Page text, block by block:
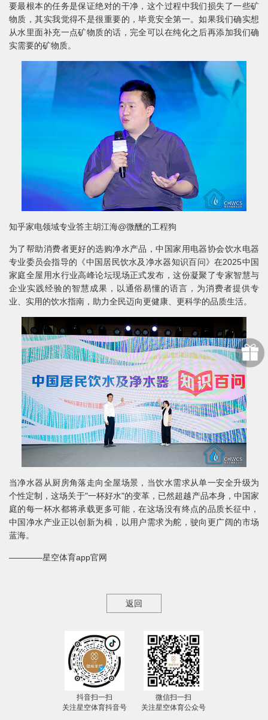
要最根本的任务是保证绝对的干净，这个过程中我们损失了一些矿
物质，其实我觉得不是很重要的，毕竟安全第一。如果我们确实想
从水里面补充一点矿物质的话，完全可以在纯化之后再添加我们确
实需要的矿物质。
知乎家电领域专业答主胡江海@微醺的工程狗
为了帮助消费者更好的选购净水产品，中国家用电器协会饮水电器
专业委员会指导的《中国居民饮水及净水器知识百问》在2025中国
家庭全屋用水行业高峰论坛现场正式发布，这份凝聚了专家智慧与
企业实践经验的智慧成果，以通俗易懂的语言，为消费者提供专
业、实用的饮水指南，助力全民迈向更健康、更科学的品质生活。
当净水器从厨房角落走向全屋场景，当饮水需求从单一安全升级为
个性定制，这场关于"一杯好水"的变革，已然超越产品本身，中国家
庭的每一杯水都将承载更多可能，在这场没有终点的品质长征中，
中国净水产业正以创新为楫，以用户需求为舵，驶向更广阔的市场
蓝海。
————星空体育app官网
返回
抖音扫一扫
关注星空体育抖音号
微信扫一扫
关注星空体育公众号